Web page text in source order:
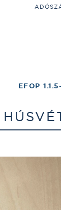
EFOP